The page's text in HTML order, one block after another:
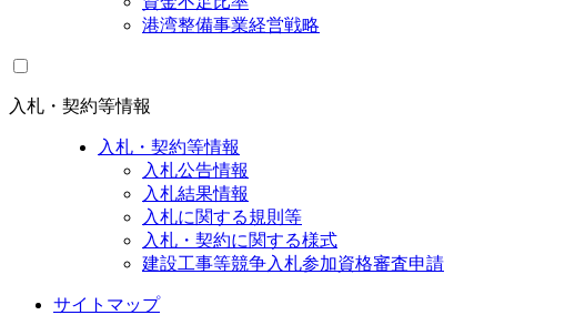
港湾整備事業経営戦略
入札・契約等情報
入札・契約等情報
入札公告情報
入札結果情報
入札に関する規則等
入札・契約に関する様式
建設工事等競争入札参加資格審査申請
サイトマップ